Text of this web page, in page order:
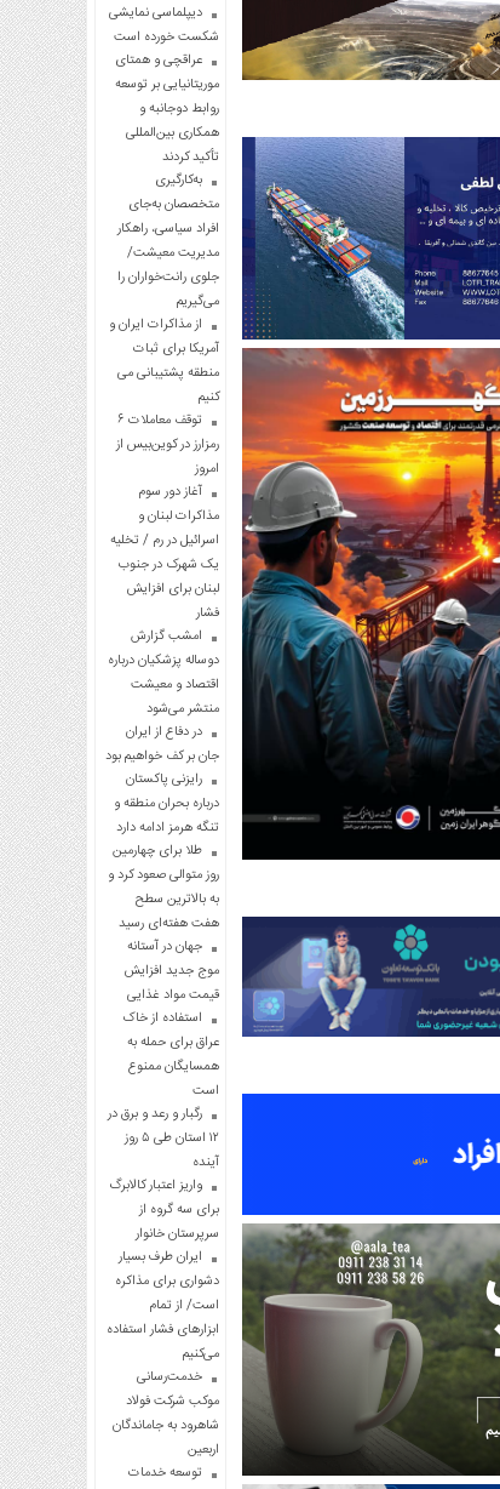
دیپلماسی نمایشی
شکست خورده است
عراقچی و همتای
موریتانیایی بر توسعه
روابط دوجانبه و
همکاری بین‌المللی
تأکید کردند
به‌کارگیری
متخصصان به‌جای
افراد سیاسی، راهکار
مدیریت معیشت/
جلوی رانت‌خواران را
می‌گیریم
از مذاکرات ایران و
آمریکا برای ثبات
منطقه پشتیبانی می
کنیم
توقف معاملات ۶
رمزارز در کوین‌بیس از
امروز
آغاز دور سوم
مذاکرات لبنان و
اسرائیل در رم / تخلیه
یک شهرک در جنوب
لبنان برای افزایش
فشار
امشب گزارش
دوساله پزشکیان درباره
اقتصاد و معیشت
منتشر می‌شود
در دفاع از ایران
جان بر کف خواهیم بود
رایزنی پاکستان
درباره بحران منطقه و
تنگه هرمز ادامه دارد
طلا برای چهارمین
روز متوالی صعود کرد و
به بالاترین سطح
هفت هفته‌ای رسید
جهان در آستانه
موج جدید افزایش
قیمت مواد غذایی
استفاده از خاک
عراق برای حمله به
همسایگان ممنوع
است
رگبار و رعد و برق در
۱۲ استان طی ۵ روز
آینده
واریز اعتبار کالابرگ
برای سه گروه از
سرپرستان خانوار
ایران طرف بسیار
دشواری برای مذاکره
است/ از تمام
ابزارهای فشار استفاده
می‌کنیم
خدمت‌رسانی
موکب شرکت فولاد
شاهرود به جاماندگان
اربعین
توسعه خدمات